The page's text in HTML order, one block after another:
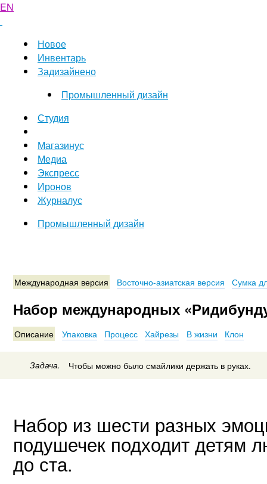
EN
Новое
Инвентарь
Задизайнено
Промышленный дизайн
Студия
Магазинус
Медиа
Экспресс
Иронов
Журналус
Промышленный дизайн
Международная версия Восточно-азиатская версия Сумка
Набор международных
Описание Упаковка Процесс Хайрезы В жизни Клон
Задача. Чтобы можно было смайлики держать в руках.
Набор из шести разных
подушечек подходит детям
до ста.